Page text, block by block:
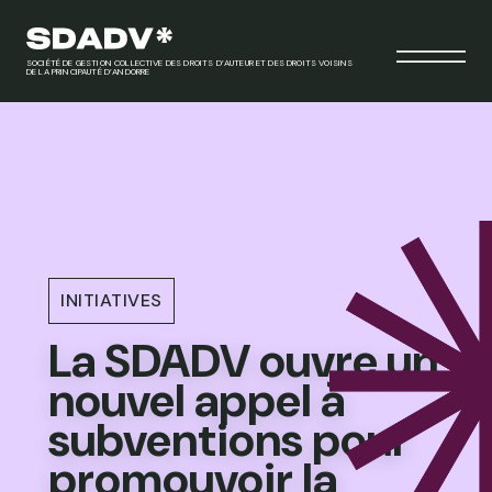
SOCIÉTÉ DE GESTION COLLECTIVE DES DROITS D’AUTEUR ET DES DROITS VOISINS
DE LA PRINCIPAUTÉ D’ANDORRE
INITIATIVES
La SDADV ouvre un
nouvel appel à
subventions pour
promouvoir la